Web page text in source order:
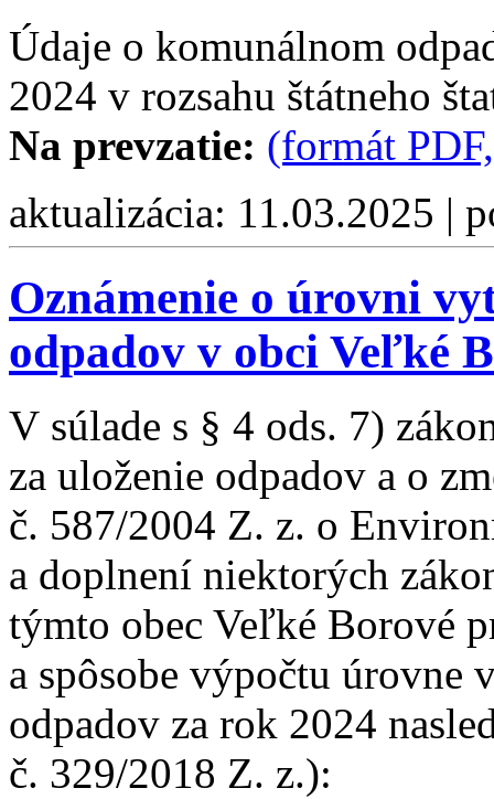
Údaje o komunálnom
2024 v rozsahu štátneho
Na prevzatie: (formát
aktualizácia: 11.03.2025 |
Oznámenie o úrovni
odpadov v obci Veľké
V súlade s § 4 ods. 7)
za uloženie odpadov a o
č. 587/2004 Z. z. o
a doplnení niektorých
týmto obec Veľké Borové
a spôsobe výpočtu úrovne
odpadov za rok 2024
č. 329/2018 Z. z.):